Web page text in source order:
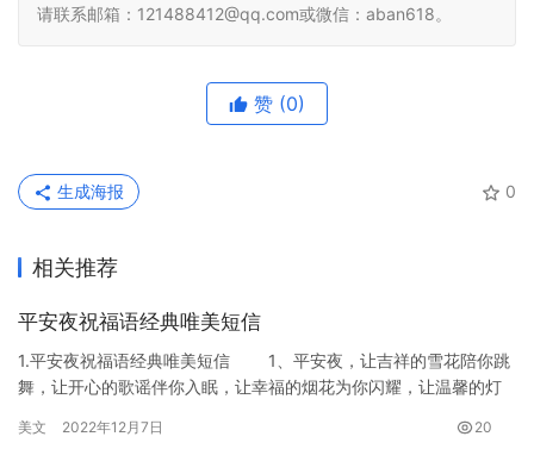
请联系邮箱：121488412@qq.com或微信：aban618。
赞 (0)
0
生成海报
相关推荐
平安夜祝福语经典唯美短信
1.平安夜祝福语经典唯美短信 1、平安夜，让吉祥的雪花陪你跳
舞，让开心的歌谣伴你入眠，让幸福的烟花为你闪耀，让温馨的灯
美文 2022年12月7日 20